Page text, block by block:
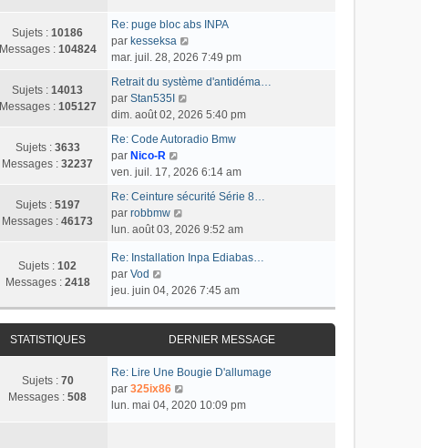
s
a
g
i
e
r
m
e
s
a
g
e
d
e
r
i
e
r
m
s
a
e
r
e
d
r
i
r
m
s
a
e
s
u
l
e
r
l
e
d
e
n
i
e
m
s
g
Sujets : 10186
Messages : 104824
Re: puge bloc abs INPA
par kesseksa
o
s
l
t
r
e
e
r
i
m
s
a
mar. juil. 28, 2026 7:49 pm
Sujets : 14013
Messages : 105127
Retrait du système d'antidéma…
par Stan535I
o
s
l
t
r
e
e
r
n
i
e
r
e
dim. août 02, 2026 5:40 pm
Sujets : 3633
Messages : 32237
Re: Code Autoradio Bmw
par Nico-R
o
s
u
l
t
r
d
r
n
i
ven. juil. 17, 2026 6:14 am
Sujets : 5197
Messages : 46173
Re: Ceinture sécurité Série 8…
par robbmw
o
s
l
t
e
r
l
e
e
lun. août 03, 2026 9:52 am
Sujets : 102
Messages : 2418
Re: Installation Inpa Ediabas…
par Vod
o
n
s
l
t
e
r
jeu. juin 04, 2026 7:45 am
STATISTIQUES DERNIER MESSAGE
Sujets : 70
Messages : 508
Re: Lire Une Bougie D'allumage
par 325ix86
o
lun. mai 04, 2020 10:09 pm